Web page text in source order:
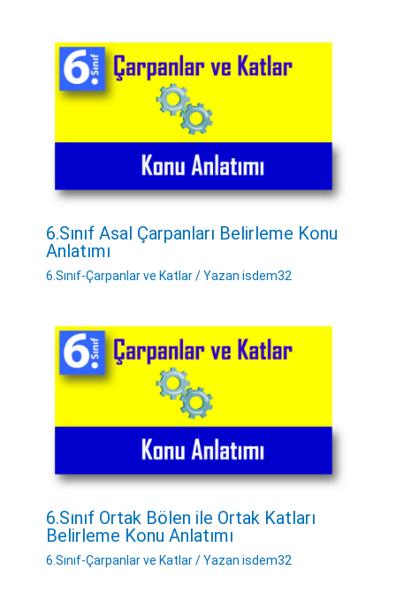
6.Sınıf Asal Çarpanları Belirleme Konu
Anlatımı
6.Sınıf-Çarpanlar ve Katlar/ Yazan isdem32
6.Sınıf Ortak Bölen ile Ortak Katları
Belirleme Konu Anlatımı
6.Sınıf-Çarpanlar ve Katlar/ Yazan isdem32